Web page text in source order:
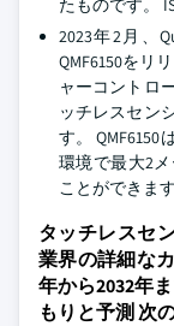
たものです。
2023年2月、
QMF6150をリ
ャーコントロ
ッチレスセン
す。
環境で最大2
ことができます
タッチレスセ
業界の詳細な
年から2032年
もりと予測 次